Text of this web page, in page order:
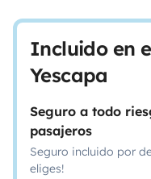
Incluido en
Yescapa
Seguro a todo
pasajeros
Seguro incluido por
eliges!